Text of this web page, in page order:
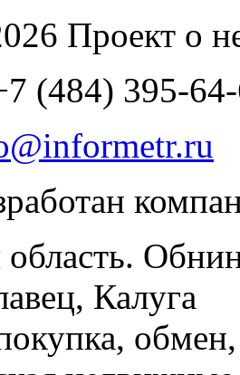
Проект о
(484) 395-
Калуга
обмен,